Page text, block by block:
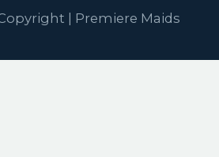
| Premiere Maids